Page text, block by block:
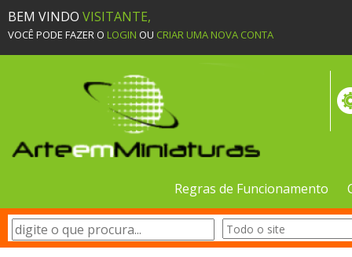
BEM VINDO VISITANTE,
VOCÊ PODE FAZER O LOGIN OU CRIAR UMA NOVA CONTA
Regras de Funcionamento